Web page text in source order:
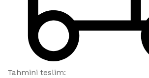
Tahmini teslim: